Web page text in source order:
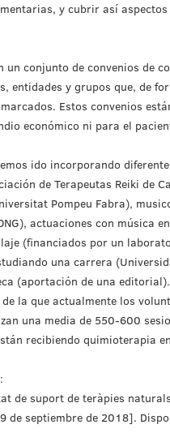
y cubrir así
un conjunto de convenios de
entidades y grupos que, de
Estos convenios
económico ni para el
ido incorporando
de Terapeutas Reiki de
Pompeu Fabra),
actuaciones con música
(financiados por un
una carrera
(aportación de una
la que actualmente los
una media de 550-600
recibiendo quimioterapia
de suport de teràpies
de septiembre de 2018].